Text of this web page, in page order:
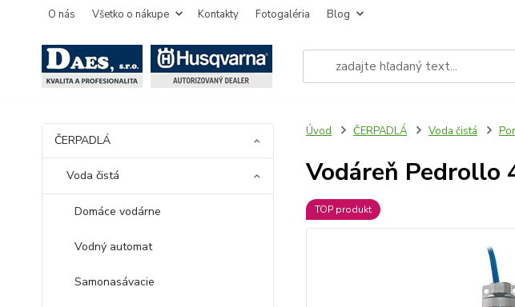
O nás Všetko o nákupe Kontakty Fotogaléria Blog
ČERPADLÁ
Voda čistá
Domáce vodárne
Vodný automat
Samonasávacie
Úvod ČERPADLÁ Voda čistá
Vodáreň Pedrollo
TOP produkt